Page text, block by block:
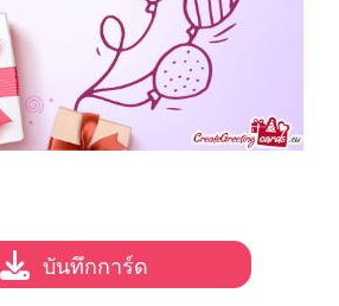
บันทึกการ์ด